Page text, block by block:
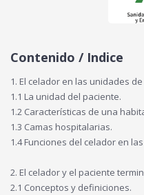
Contenido / Indice
1. El celador en las unidades
1.1 La unidad del paciente.
1.2 Características de una
1.3 Camas hospitalarias.
1.4 Funciones del celador en
2. El celador y el paciente
2.1 Conceptos y definiciones.